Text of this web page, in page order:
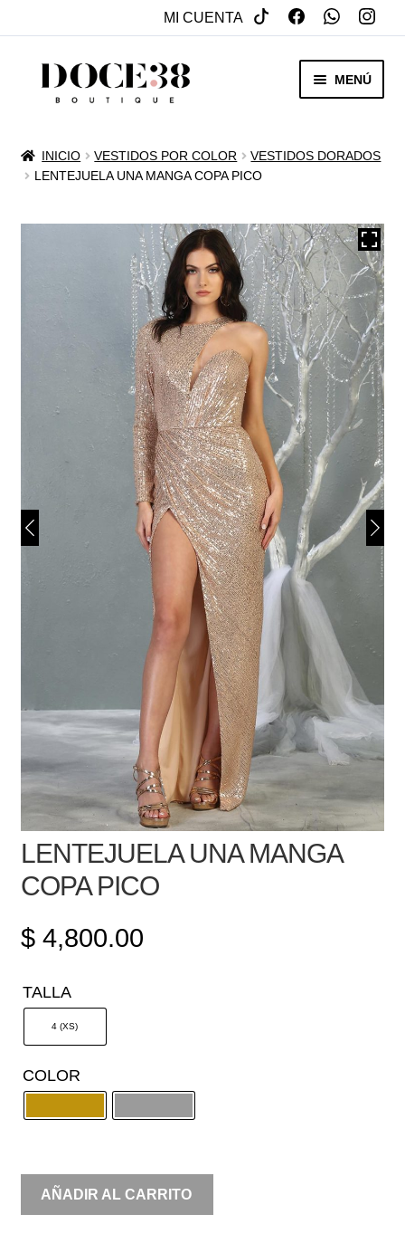
MI CUENTA
SALTAR
MENÚ
VENTA
REBAJAS
VESTIDOS DE NOVIA
MENÚ
HIJO
ACCESORIOS
INICIO VESTIDOS POR COLOR
VESTIDOS DORADOS
LENTEJUELA UNA MANGA COPA PICO
LENTEJUELA UNA MANGA
COPA PICO
$4,800.00
TALLA
4 (XS)
COLOR
LENTEJUELA
UNA
AÑADIR AL CARRITO